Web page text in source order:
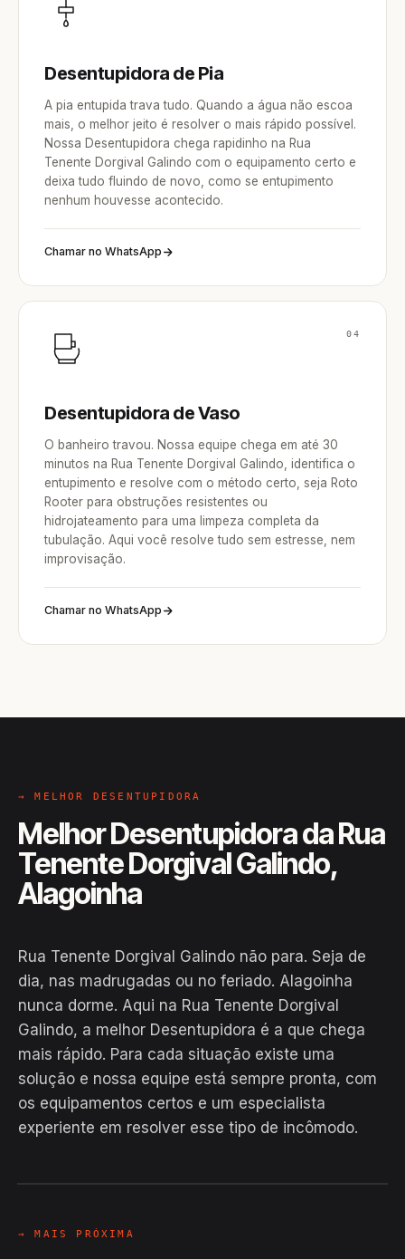
Desentupidora de Pia
A pia entupida trava tudo. Quando a água não escoa
mais, o melhor jeito é resolver o mais rápido possível.
Nossa Desentupidora chega rapidinho na Rua
Tenente Dorgival Galindo com o equipamento certo e
deixa tudo fluindo de novo, como se entupimento
nenhum houvesse acontecido.
Chamar no WhatsApp
04
Desentupidora de Vaso
O banheiro travou. Nossa equipe chega em até 30
minutos na Rua Tenente Dorgival Galindo, identifica o
entupimento e resolve com o método certo, seja Roto
Rooter para obstruções resistentes ou
hidrojateamento para uma limpeza completa da
tubulação. Aqui você resolve tudo sem estresse, nem
improvisação.
Chamar no WhatsApp
→ MELHOR DESENTUPIDORA
Melhor Desentupidora da Rua
Tenente Dorgival Galindo,
Alagoinha
Rua Tenente Dorgival Galindo não para. Seja de
dia, nas madrugadas ou no feriado. Alagoinha
nunca dorme. Aqui na Rua Tenente Dorgival
Galindo, a melhor Desentupidora é a que chega
mais rápido. Para cada situação existe uma
solução e nossa equipe está sempre pronta, com
os equipamentos certos e um especialista
experiente em resolver esse tipo de incômodo.
EM CAMPO
Hiroshiro · Rua Tenente Dorgival
→ MAIS PRÓXIMA